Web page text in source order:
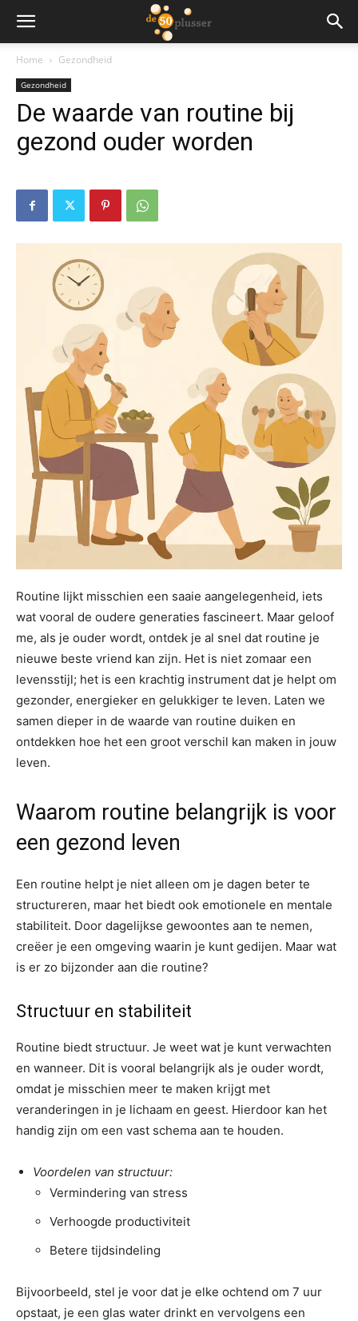
Home Gezondheid
Gezondheid
De waarde van routine bij
gezond ouder worden
Routine lijkt misschien een saaie aangelegenheid, iets
wat vooral de oudere generaties fascineert. Maar geloof
me, als je ouder wordt, ontdek je al snel dat routine je
nieuwe beste vriend kan zijn. Het is niet zomaar een
levensstijl; het is een krachtig instrument dat je helpt om
gezonder, energieker en gelukkiger te leven. Laten we
samen dieper in de waarde van routine duiken en
ontdekken hoe het een groot verschil kan maken in jouw
leven.
Waarom routine belangrijk is voor
een gezond leven
Een routine helpt je niet alleen om je dagen beter te
structureren, maar het biedt ook emotionele en mentale
stabiliteit. Door dagelijkse gewoontes aan te nemen,
creëer je een omgeving waarin je kunt gedijen. Maar wat
is er zo bijzonder aan die routine?
Structuur en stabiliteit
Routine biedt structuur. Je weet wat je kunt verwachten
en wanneer. Dit is vooral belangrijk als je ouder wordt,
omdat je misschien meer te maken krijgt met
veranderingen in je lichaam en geest. Hierdoor kan het
handig zijn om een vast schema aan te houden.
Voordelen van structuur:
Vermindering van stress
Verhoogde productiviteit
Betere tijdsindeling
Bijvoorbeeld, stel je voor dat je elke ochtend om 7 uur
opstaat, je een glas water drinkt en vervolgens een